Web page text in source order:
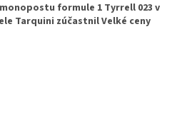
formule 1 Tyrrell 023 v
Tarquini zúčastnil Velké ceny